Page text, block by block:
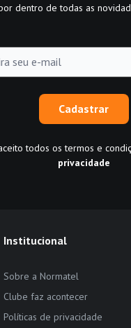
dentro de todas as
Cadastrar
todos os termos e
privacidade
Institucional
Sobre a Normatel
Clube faz acontecer
Políticas de privacidade